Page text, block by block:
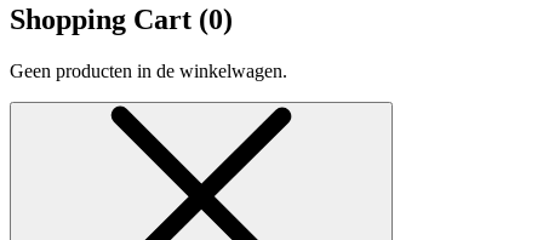
Shopping Cart (0)
Geen producten in de winkelwagen.